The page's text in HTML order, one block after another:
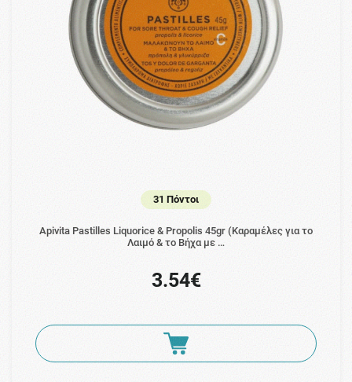
31 Πόντοι
Apivita Pastilles Liquorice & Propolis 45gr (Καραμέλες για το
Λαιμό & το Βήχα με …
3.54€